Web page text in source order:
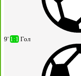
9' 1:1 Гол